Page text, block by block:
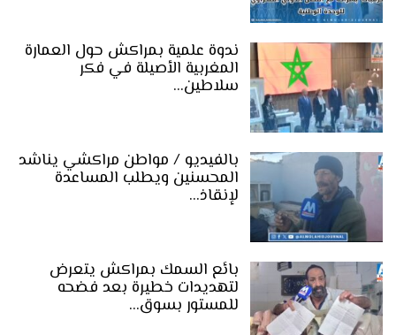
ندوة علمية بمراكش حول العمارة
المغربية الأصيلة في فكر
سلاطين…
بالفيديو / مواطن مراكشي يناشد
المحسنين ويطلب المساعدة
لإنقاذ…
بائع السمك بمراكش يتعرض
لتهديدات خطيرة بعد فضحه
للمستور بسوق…